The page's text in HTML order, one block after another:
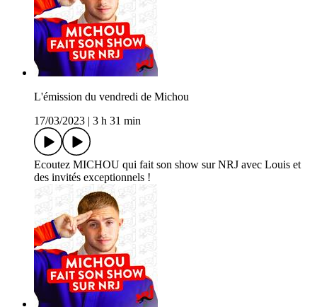
L'émission du vendredi de Michou
17/03/2023
3 h 31 min
Ecoutez MICHOU qui fait son show sur NRJ avec Louis et
des invités exceptionnels !